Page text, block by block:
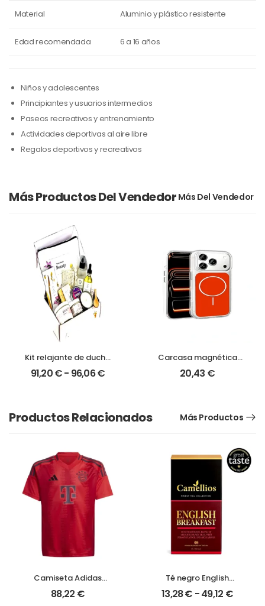
Material Aluminio y plástico resistente
Edad recomendada 6 a 16 años
Niños y adolescentes
Principiantes y usuarios intermedios
Paseos recreativos y entrenamiento
Actividades deportivas al aire libre
Regalos deportivos y recreativos
Más Productos Del Vendedor
Kit relajante de ducha
lavanda | Regalo spa
premium para
91,20€- 96,06€
Carcasa magnética
para iPhone 17 Pro Max
20,43 €
Productos Relacionados Más Productos
Camiseta Adidas
Bayern Múnich junior |
Equipación oficial para
88,22 €
Té negro English
Breakfast premium |
Sabor intenso y
13,28€ -49,12 €